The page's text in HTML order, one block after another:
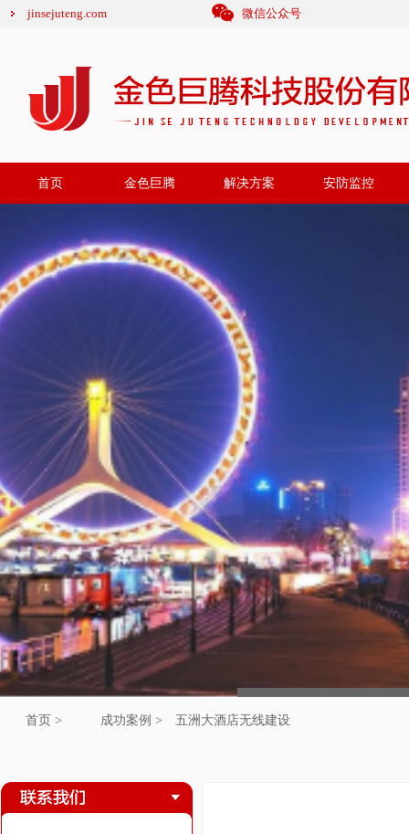
jinsejuteng.com 微信公众号
首页 金色巨腾 解决方案 安防监控
首页 > 成功案例 > 五洲大酒店无线建设